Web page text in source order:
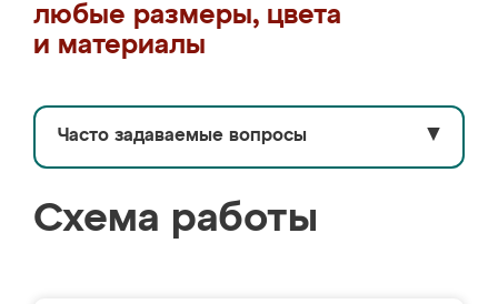
любые размеры, цвета
и материалы
Часто задаваемые вопросы ▼
Схема работы